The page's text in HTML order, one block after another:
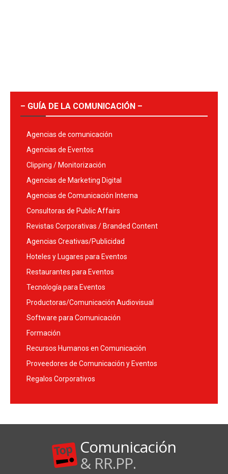
– GUÍA DE LA COMUNICACIÓN –
Agencias de comunicación
Agencias de Eventos
Clipping / Monitorización
Agencias de Marketing Digital
Agencias de Comunicación Interna
Consultoras de Public Affairs
Revistas Corporativas / Branded Content
Agencias Creativas/Publicidad
Hoteles y Lugares para Eventos
Restaurantes para Eventos
Tecnología para Eventos
Productoras/Comunicación Audiovisual
Software para Comunicación
Formación
Recursos Humanos en Comunicación
Proveedores de Comunicación y Eventos
Regalos Corporativos
Comunicación
& RR.PP.